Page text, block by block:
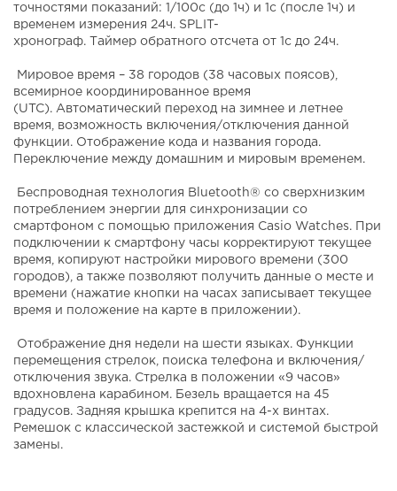
точностями показаний: 1/100с (до 1ч) и 1с (после 1ч) и
временем измерения 24ч. SPLIT-
хронограф. Таймер обратного отсчета от 1с до 24ч.
Мировое время – 38 городов (38 часовых поясов),
всемирное координированное время
(UTC). Автоматический переход на зимнее и летнее
время, возможность включения/отключения данной
функции. Отображение кода и названия города.
Переключение между домашним и мировым временем.
Беспроводная технология Bluetooth® со сверхнизким
потреблением энергии для синхронизации со
смартфоном с помощью приложения Casio Watches. При
подключении к смартфону часы корректируют текущее
время, копируют настройки мирового времени (300
городов), а также позволяют получить данные о месте и
времени (нажатие кнопки на часах записывает текущее
время и положение на карте в приложении).
Отображение дня недели на шести языках. Функции
перемещения стрелок, поиска телефона и включения/
отключения звука. Стрелка в положении «9 часов»
вдохновлена карабином. Безель вращается на 45
градусов. Задняя крышка крепится на 4-х винтах.
Ремешок с классической застежкой и системой быстрой
замены.